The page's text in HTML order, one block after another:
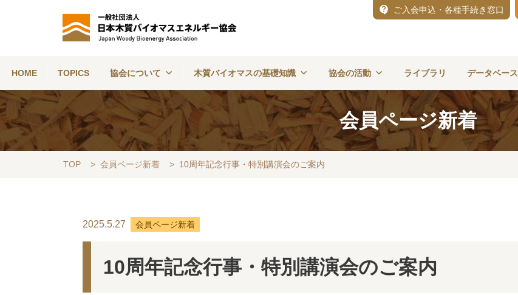
ご入会申込・各種手続き窓口
HOME TOPICS 協会について 木質バイオマスの基礎知識 協会の活動 ライブラリ データベース
会員ページ新着
TOP > 会員ページ新着 > 10周年記念行事・特別講演会のご案内
2025.5.27 会員ページ新着
10周年記念行事・特別講演会のご案内